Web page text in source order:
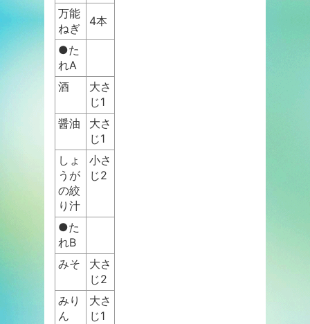
万能
ねぎ
4本
●た
れA
酒
大さ
じ1
醤油
大さ
じ1
しょ
うが
の絞
り汁
小さ
じ2
●た
れB
みそ
大さ
じ2
みり
ん
大さ
じ1